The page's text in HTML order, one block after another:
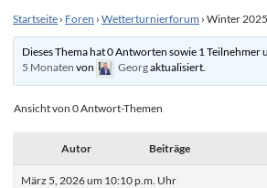
Startseite › Foren › Wetterturnierforum › Winter
Dieses Thema hat 0 Antworten sowie 1
5 Monaten von Georgaktualisiert.
Ansicht von 0 Antwort-Themen
Autor Beiträge
März 5, 2026 um 10:10 p.m. Uhr